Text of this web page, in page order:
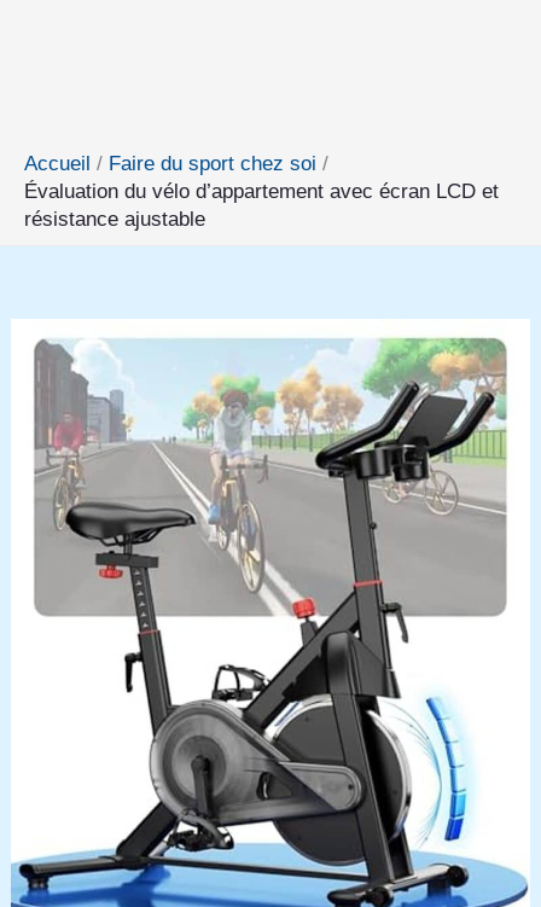
Accueil
Faire du sport chez soi
Évaluation du vélo d’appartement avec écran LCD et
résistance ajustable